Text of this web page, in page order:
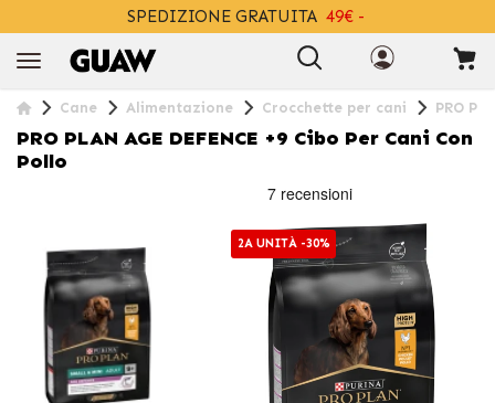
SPEDIZIONE GRATUITA 49€ -
Cane Alimentazione Crocchette per cani PRO
PRO PLAN AGE DEFENCE +9 Cibo Per Cani Con
Pollo
2A UNITÀ -30%